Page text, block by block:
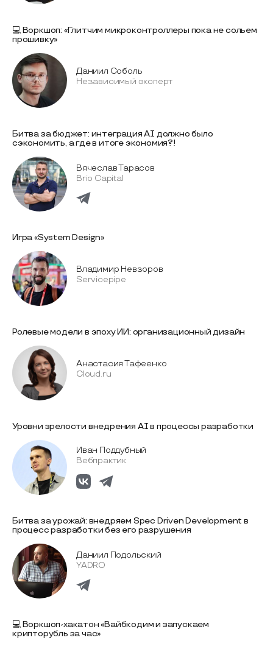
💻 Воркшоп: «Глитчим микроконтроллеры пока не сольем
прошивку»
Даниил Соболь
Независимый эксперт
Битва за бюджет: интеграция AI должно было
сэкономить, а где в итоге экономия?!
Вячеслав Тарасов
Brio Capital
Игра «System Design»
Владимир Невзоров
Servicepipe
Ролевые модели в эпоху ИИ: организационный дизайн
Анастасия Тафеенко
Cloud.ru
Уровни зрелости внедрения AI в процессы разработки
Иван Поддубный
Вебпрактик
Битва за урожай: внедряем Spec Driven Development в
процесс разработки без его разрушения
Даниил Подольский
YADRO
💻 Воркшоп-хакатон «Вайбкодим и запускаем
крипторубль за час»